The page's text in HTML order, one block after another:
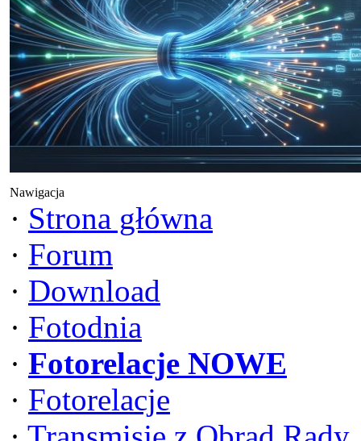
Nawigacja
· Strona główna
· Forum
· Download
· Fotodnia
· Fotorelacje NOWE
· Fotorelacje